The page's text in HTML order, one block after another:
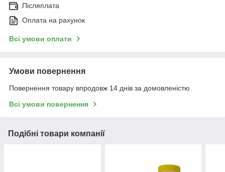
Післяплата
Оплата на рахунок
Всі умови оплати
Умови повернення
Повернення товару впродовж 14 днів за домовленістю
Всі умови повернення
Подібні товари компанії